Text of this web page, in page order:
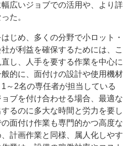
を描く
印刷機材年鑑
込み
サイトポリシー
広いジョブでの活用や、より詳
た。
じめ、多くの分野で小ロット・
が利益を確保するためには、こ
し、人手を要する作業を中心に
的に、面付けの設計や使用機材
～2名の専任者が担当している
ブを付け合わせる場合、最適な
るのに多大な時間と労力を要し
面付け作業も専門的かつ高度な
計画作業と同様、属人化しやす